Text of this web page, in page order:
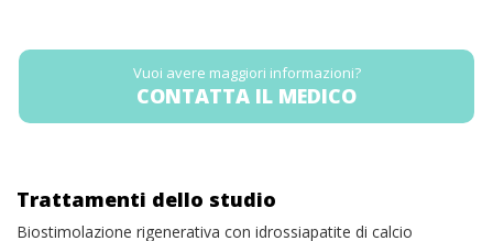
Vuoi avere maggiori informazioni?
CONTATTA IL MEDICO
Trattamenti dello studio
Biostimolazione rigenerativa con idrossiapatite di calcio